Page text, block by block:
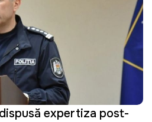
expertiza post-